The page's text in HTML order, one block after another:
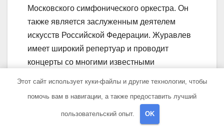
Московского симфонического оркестра. Он
также является заслуженным деятелем
искусств Российской Федерации. Журавлев
имеет широкий репертуар и проводит
концерты со многими известными
Какая была биография
Анатолия Журавлева?
Этот сайт использует куки-файлы и другие технологии, чтобы
помочь вам в навигации, а также предоставить лучший
пользовательский опыт. OK